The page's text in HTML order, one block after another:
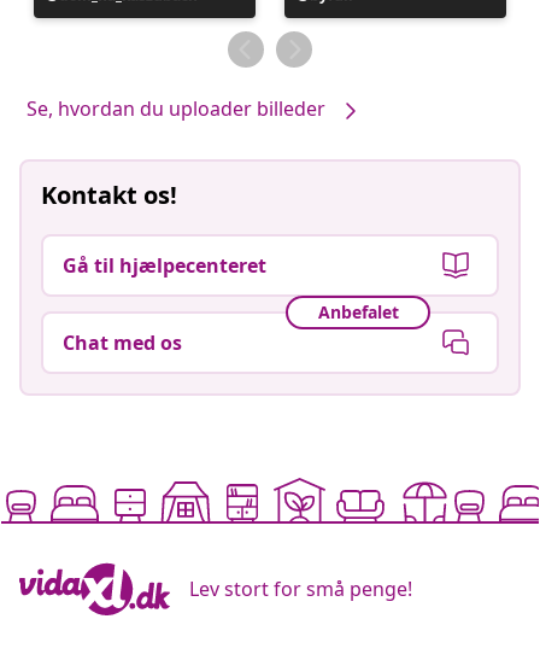
offentliggjort
offentliggjort
af
Se, hvordan du uploader billeder
Kontakt os!
Gå til hjælpecenteret
Anbefalet
Chat med os
Lev stort for små penge!